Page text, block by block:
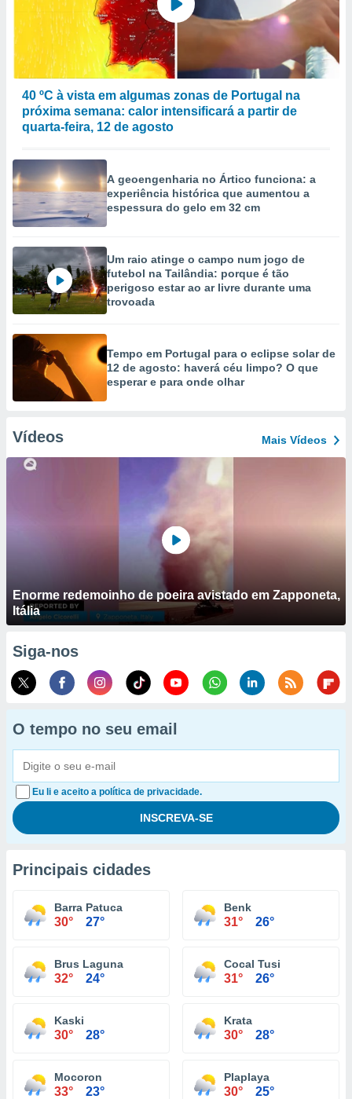
40 ºC à vista em algumas zonas de Portugal na
próxima semana: calor intensificará a partir de
quarta-feira, 12 de agosto
A geoengenharia no Ártico funciona: a
experiência histórica que aumentou a
espessura do gelo em 32 cm
Um raio atinge o campo num jogo de
futebol na Tailândia: porque é tão
perigoso estar ao ar livre durante uma
trovoada
Tempo em Portugal para o eclipse solar de
12 de agosto: haverá céu limpo? O que
esperar e para onde olhar
Vídeos Mais Vídeos
Enorme redemoinho de poeira avistado em Zapponeta,
Itália
Siga-nos
O tempo no seu email
Eu li e aceito a política de privacidade.
Principais cidades
Barra Patuca
30° 27°
Benk
31° 26°
Brus Laguna
32° 24°
Cocal Tusi
31° 26°
Kaski
30° 28°
Krata
30° 28°
Mocoron
33° 23°
Plaplaya
30° 25°